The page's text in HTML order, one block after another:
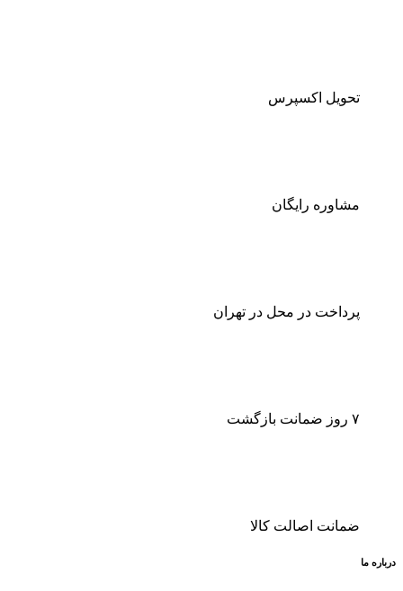
تحویل اکسپرس
مشاوره رایگان
پرداخت در محل در تهران
۷ روز ضمانت بازگشت
ضمانت اصالت کالا
درباره ما